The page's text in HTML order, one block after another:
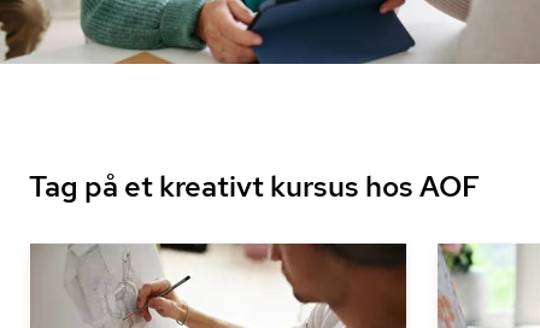
Tag på et kreativt kursus hos AOF